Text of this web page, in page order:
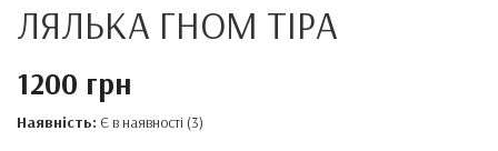
ЛЯЛЬКА ГНОМ ТІРА
1200 грн
Наявність: Є в наявності (3)